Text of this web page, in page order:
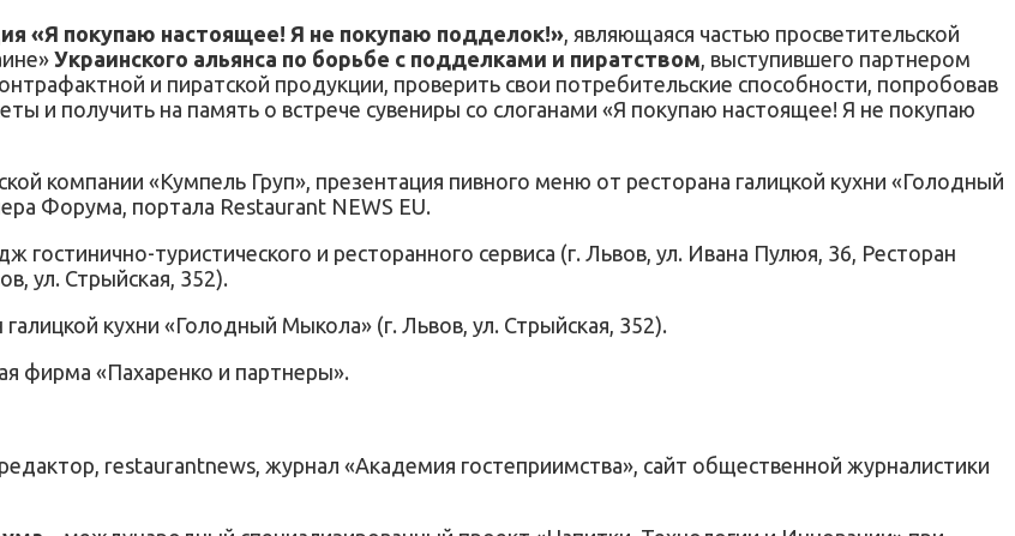
«Я покупаю настоящее! Я не покупаю подделок!» , являющаяся частью просветительской
Украинского альянса по борьбе с подделками и пиратством , выступившего партнером
и пиратской продукции, проверить свои потребительские способности, попробовав
и получить на память о встрече сувениры со слоганами «Я покупаю настоящее! Я не покупаю
компании «Кумпель Груп», презентация пивного меню от ресторана галицкой кухни «Голодный
Форума, портала Restaurant NEWS EU.
гостинично-туристического и ресторанного сервиса (г. Львов, ул. Ивана Пулюя, 36, Ресторан
ул. Стрыйская, 352).
кухни «Голодный Мыкола» (г. Львов, ул. Стрыйская, 352).
фирма «Пахаренко и партнеры».
restaurantnews, журнал «Академия гостеприимства», сайт общественной журналистики